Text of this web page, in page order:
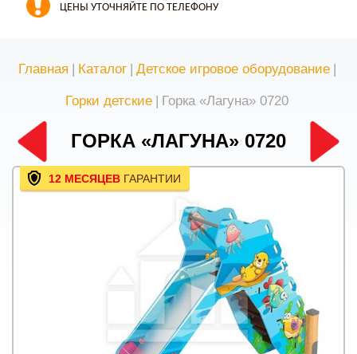
ЦЕНЫ УТОЧНЯЙТЕ ПО ТЕЛЕФОНУ
Главная | Каталог | Детское игровое оборудование |
Горки детские | Горка «Лагуна» 0720
ГОРКА «ЛАГУНА» 0720
12 МЕСЯЦЕВ ГАРАНТИИ